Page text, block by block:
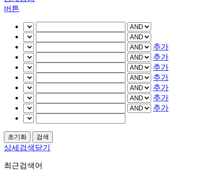
버튼
추가
추가
추가
추가
추가
추가
추가
상세검색닫기
최근검색어